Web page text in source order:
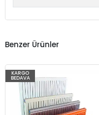
Benzer Ürünler
KARGO
BEDAVA